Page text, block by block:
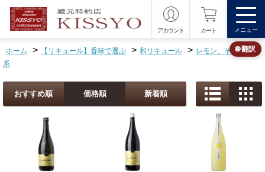
アカウント カート メニュー
ホーム > 【リキュール】香味で選ぶ > 和リキュール > レモン、その他柑橘
系
おすすめ順 価格順 新着順
🌐 翻訳